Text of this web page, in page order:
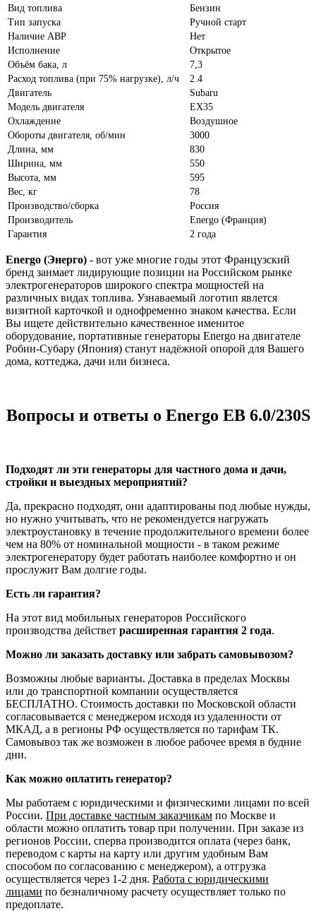
Вид топлива
Бензин
Тип запуска
Ручной старт
Наличие АВР
Нет
Исполнение
Открытое
Объём бака, л
7,3
Расход топлива (при 75% нагрузке), л/ч
2.4
Двигатель
Subaru
Модель двигателя
EX35
Охлаждение
Воздушное
Обороты двигателя, об/мин
3000
Длина, мм
830
Ширина, мм
550
Высота, мм
595
Вес, кг
78
Производство/сборка
Россия
Производитель
Energo (Франция)
Гарантия
2 года
Energo (Энерго) - вот уже многие годы этот Французский
бренд занмает лидирующие позиции на Российском рынке
электрогенераторов широкого спектра мощностей на
различных видах топлива. Узнаваемый логотип явлется
визитной карточкой и однофременно знаком качества. Если
Вы ищете действительно качественное именитое
оборудование, портативные генераторы Energo на двигателе
Робин-Субару (Япония) станут надёжной опорой для Вашего
дома, коттеджа, дачи или бизнеса.
Вопросы и ответы о Energo EB 6.0/230S
Подходят ли эти генераторы для частного дома и дачи,
стройки и выездных мероприятий?
Да, прекрасно подходят, они адаптированы под любые нужды,
но нужно учитывать, что не рекомендуется нагружать
электроустановку в течение продолжительного времени более
чем на 80% от номинальной мощности - в таком режиме
электрогенератору будет работать наиболее комфортно и он
прослужит Вам долгие годы.
Есть ли гарантия?
На этот вид мобильных генераторов Российского
производства действет расширенная гарантия 2 года.
Можно ли заказать доставку или забрать самовывозом?
Возможны любые варианты. Доставка в пределах Москвы
или до транспортной компании осуществляется
БЕСПЛАТНО. Стоимость доставки по Московской области
согласовывается с менеджером исходя из удаленности от
МКАД, а в регионы РФ осуществляется по тарифам ТК.
Самовывоз так же возможен в любое рабочее время в будние
дни.
Как можно оплатить генератор?
Мы работаем с юридическими и физическими лицами по всей
России. При доставке частным заказчикам по Москве и
области можно оплатить товар при получении. При заказе из
регионов России, сперва производится оплата (через банк,
переводом с карты на карту или другим удобным Вам
способом по согласованию с менеджером), а отгрузка
осуществляется через 1-2 дня. Работа с юридическими
лицами по безналичному расчету осуществляет только по
предоплате.